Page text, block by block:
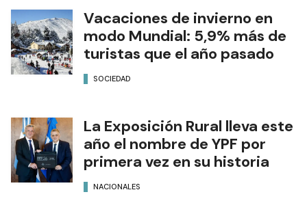
Vacaciones de invierno en
modo Mundial: 5,9% más de
turistas que el año pasado
SOCIEDAD
La Exposición Rural lleva este
año el nombre de YPF por
primera vez en su historia
NACIONALES